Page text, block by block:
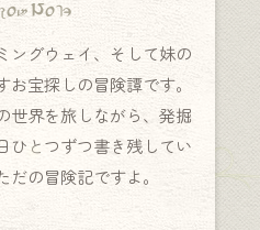
Note
ングウェイ、そして妹の
宝探しの冒険譚です。
世界を旅しながら、発掘
ひとつずつ書き残してい
だの冒険記ですよ。